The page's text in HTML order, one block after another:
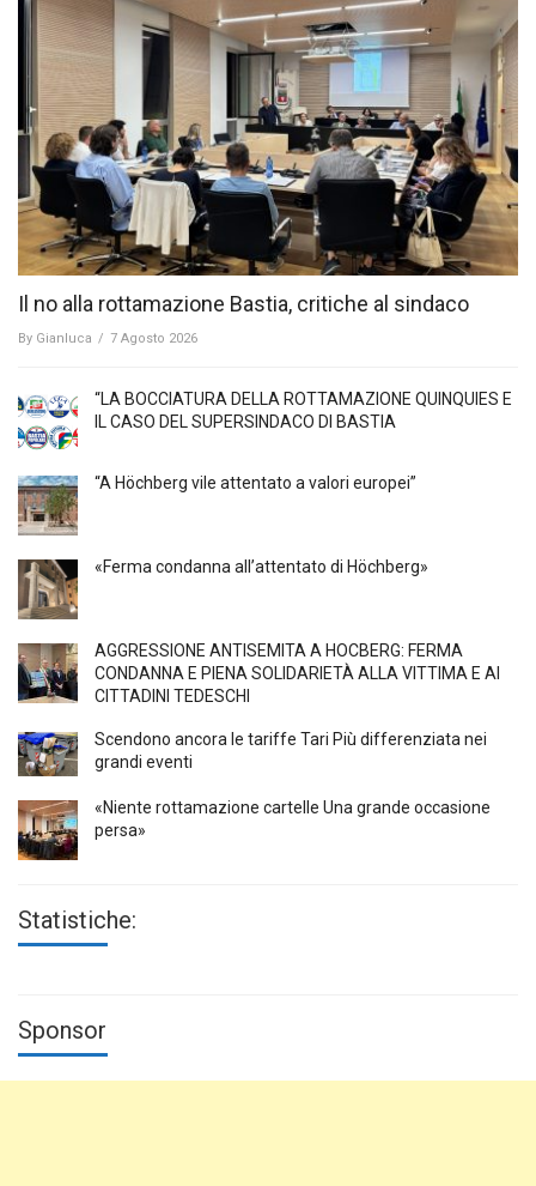
Il no alla rottamazione Bastia, critiche al sindaco
By Gianluca / 7 Agosto 2026
“LA BOCCIATURA DELLA ROTTAMAZIONE QUINQUIES E
IL CASO DEL SUPERSINDACO DI BASTIA
“A Höchberg vile attentato a valori europei”
«Ferma condanna all’attentato di Höchberg»
AGGRESSIONE ANTISEMITA A HÖCBERG: FERMA
CONDANNA E PIENA SOLIDARIETÀ ALLA VITTIMA E AI
CITTADINI TEDESCHI
Scendono ancora le tariffe Tari Più differenziata nei
grandi eventi
«Niente rottamazione cartelle Una grande occasione
persa»
Statistiche:
Sponsor